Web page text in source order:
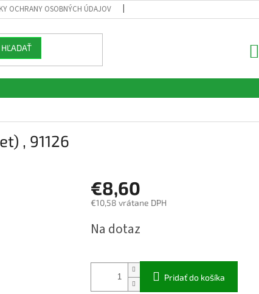
OCHRANY OSOBNÝCH ÚDAJOV
HĽADAŤ
, 91126
€8,60
€10,58 vrátane DPH
cena:
Na dotaz
Pridať do košíka